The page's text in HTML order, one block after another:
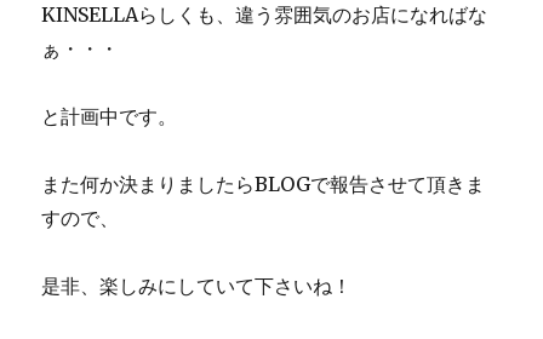
KINSELLAらしくも、違う雰囲気のお店になればな
ぁ・・・
と計画中です。
また何か決まりましたらBLOGで報告させて頂きま
すので、
是非、楽しみにしていて下さいね！